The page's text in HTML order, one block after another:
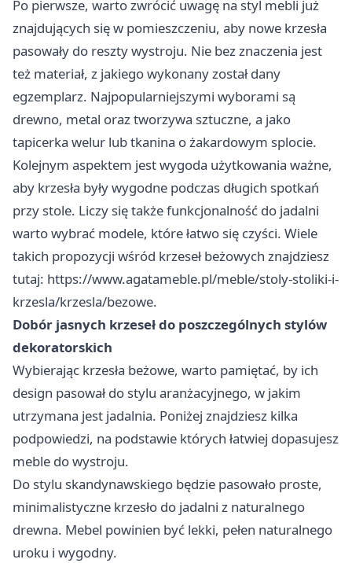
Po pierwsze, warto zwrócić uwagę na styl mebli już
znajdujących się w pomieszczeniu, aby nowe krzesła
pasowały do reszty wystroju. Nie bez znaczenia jest
też materiał, z jakiego wykonany został dany
egzemplarz. Najpopularniejszymi wyborami są
drewno, metal oraz tworzywa sztuczne, a jako
tapicerka welur lub tkanina o żakardowym splocie.
Kolejnym aspektem jest wygoda użytkowania ważne,
aby krzesła były wygodne podczas długich spotkań
przy stole. Liczy się także funkcjonalność do jadalni
warto wybrać modele, które łatwo się czyści. Wiele
takich propozycji wśród krzeseł beżowych znajdziesz
tutaj: https://www.agatameble.pl/meble/stoly-stoliki-i-
krzesla/krzesla/bezowe.
Dobór jasnych krzeseł do poszczególnych stylów
dekoratorskich
Wybierając krzesła beżowe, warto pamiętać, by ich
design pasował do stylu aranżacyjnego, w jakim
utrzymana jest jadalnia. Poniżej znajdziesz kilka
podpowiedzi, na podstawie których łatwiej dopasujesz
meble do wystroju.
Do stylu skandynawskiego będzie pasowało proste,
minimalistyczne krzesło do jadalni z naturalnego
drewna. Mebel powinien być lekki, pełen naturalnego
uroku i wygodny.